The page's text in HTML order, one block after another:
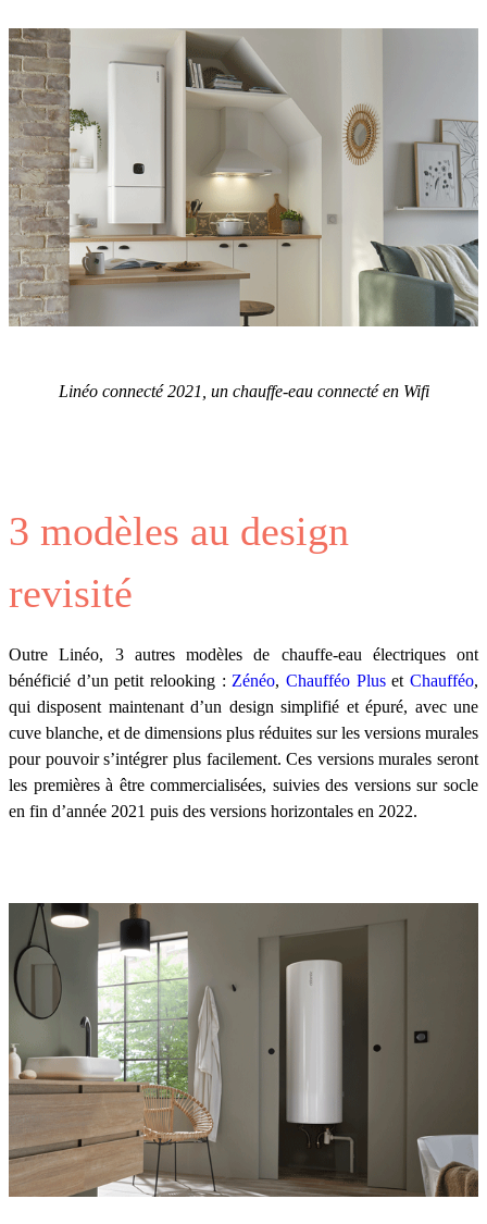
Linéo connecté 2021, un chauffe-eau connecté en Wifi
3 modèles au design
revisité
Outre Linéo, 3 autres modèles de chauffe-eau électriques ont
bénéficié d’un petit relooking : Zénéo,Chaufféo PlusetChaufféo,
qui disposent maintenant d’un design simplifié et épuré, avec une
cuve blanche, et de dimensions plus réduites sur les versions murales
pour pouvoir s’intégrer plus facilement. Ces versions murales seront
les premières à être commercialisées, suivies des versions sur socle
en fin d’année 2021 puis des versions horizontales en 2022.